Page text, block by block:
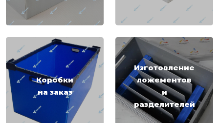
Коробки
на заказ
Изготовление
ложементов
и
разделителей